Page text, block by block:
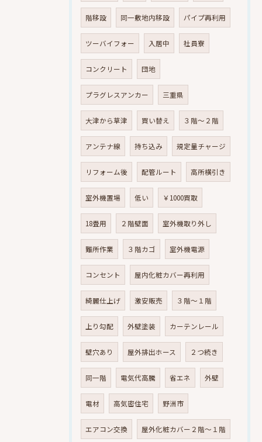
階移設 同一敷地内移設 パイプ再利用
ツーバイフォー 入居中 社員寮
コンクリート 団地
プラグレスアンカー 三重県
大津から草津 買い替え ３階～２階
アンテナ線 持ち込み 規定量チャージ
リフォーム後 配管ルート 高所横引き
室外機置場 低い ￥1000買取
18畳用 ２階壁面 室外機取り外し
難所作業 ３階カゴ 室外機電源
コンセント 屋内化粧カバー再利用
綺麗仕上げ 激安販売 ３階～１階
上り勾配 外壁塗装 カーテンレール
壁穴あり 屋外排出ホース ２つ続き
同一階 電気代高騰 省エネ 外壁
電材 高気密住宅 野洲市
エアコン交換 屋外化粧カバー２階～１階